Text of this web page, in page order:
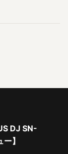
DJ SN-
】